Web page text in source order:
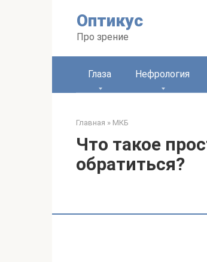
Оптикус
Про зрение
Глаза Нефрология
Главная » МКБ
Что такое
обратиться?